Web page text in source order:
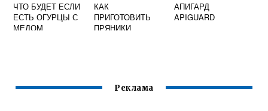
ЧТО БУДЕТ ЕСЛИ
ЕСТЬ ОГУРЦЫ С
МЕДОМ
КАК
ПРИГОТОВИТЬ
ПРЯНИКИ
АПИГАРД
APIGUARD
Реклама